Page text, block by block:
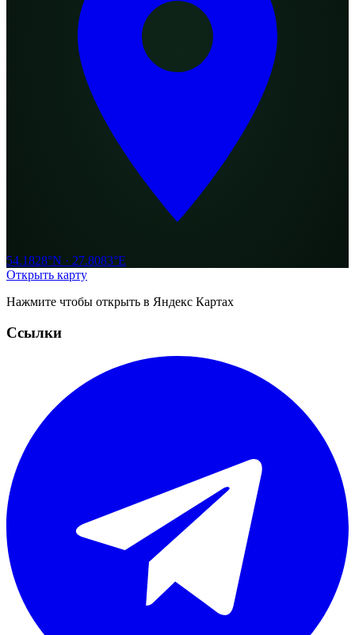
54.1828°N · 27.8083°E
Открыть карту
Нажмите чтобы открыть в Яндекс Картах
Ссылки